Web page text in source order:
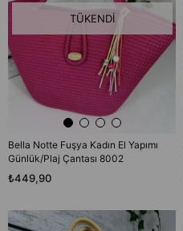
TÜKENDI
Bella Notte Fuşya Kadın El Yapımı
Günlük/Plaj Çantası 8002
₺449,90